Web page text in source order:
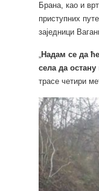
Брана, као и
приступних
заједници
„Надам се да
села да
трасе четири